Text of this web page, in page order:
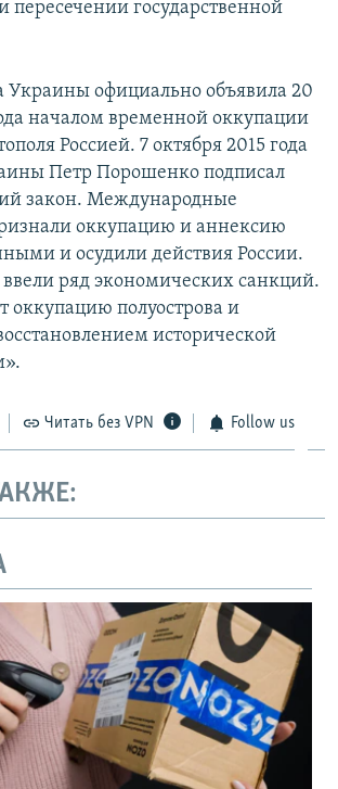
государственной
Украины официально объявила 20
началом временной оккупации
Россией. 7 октября 2015 года
Петр Порошенко подписал
закон. Международные
оккупацию и аннексию
и осудили действия России.
ряд экономических санкций.
оккупацию полуострова и
исторической
Читать без VPN Follow us